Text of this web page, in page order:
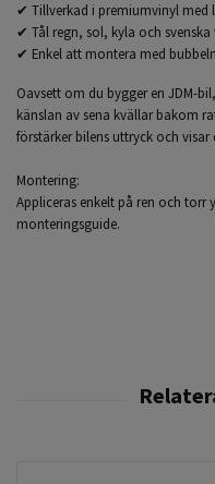
✔ Tillverkad i premiumvinyl med
✔ Tål regn, sol, kyla och
✔ Enkel att montera med
Oavsett om du bygger en JDM-
känslan av sena kvällar bakom
förstärker bilens uttryck och
Montering:
Appliceras enkelt på ren och torr
monteringsguide.